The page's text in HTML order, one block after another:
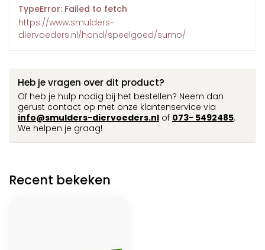
TypeError: Failed to fetch
https://www.smulders-
diervoeders.nl/hond/speelgoed/sumo/
Heb je vragen over dit product?
Of heb je hulp nodig bij het bestellen? Neem dan
gerust contact op met onze klantenservice via
info@smulders-diervoeders.nl of 073- 5492485.
We helpen je graag!
Recent bekeken